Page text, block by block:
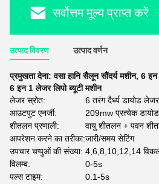
सर्वोत्तम मूल्य प्राप्त करें
उत्पाद विवरण उत्पाद वर्णन
प्रमुखता देना:वसा हानि सैलून सौंदर्य मशीन, 6 इन
6 इन 1 लेजर लिपो ब्यूटी मशीन
लेजर स्रोत:
6 तरंग दैर्ध्य डायोड
आउटपुट एनर्जी:
209mw प्रत्येक
शीतलन प्रणाली:
वायु शीतलन + पवन
आपरेशन करने का तरीका:जारी/समय सेटिंग
उपचार चप्पुओं की संख्या: 4,6,8,10,12,14
विलम्ब:
0-5s
पल्स टाइम:
0.1-5s